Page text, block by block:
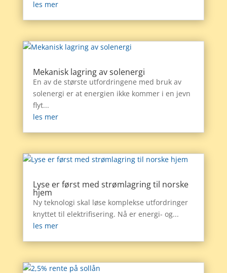
les mer
Mekanisk lagring av solenergi
En av de største utfordringene med bruk av
solenergi er at energien ikke kommer i en jevn
flyt...
les mer
Lyse er først med strømlagring til norske
hjem
Ny teknologi skal løse komplekse utfordringer
knyttet til elektrifisering. Nå er energi- og...
les mer